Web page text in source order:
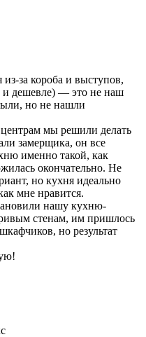
за короба и выступов,
и дешевле) — это не наш
но не нашли
мы решили делать
замерщика, он все
именно такой, как
окончательно. Не
но кухня идеально
мне нравится.
нашу кухню-
стенам, им пришлось
но результат